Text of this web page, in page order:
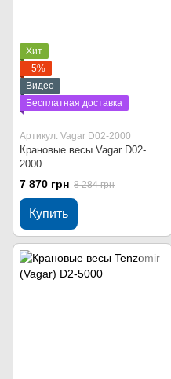
Хит
−5%
Видео
Бесплатная доставка
Артикул: Vagar D02-2000
Крановые весы Vagar D02-
2000
7 870 грн 8 284 грн
Купить